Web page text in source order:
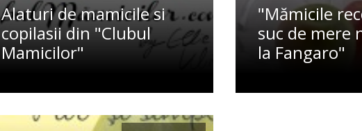
Alaturi de mamicile si
copilasii din "Clubul
Mamicilor"
"Mămicile
suc de mere
la Fangaro"